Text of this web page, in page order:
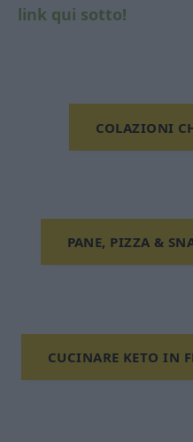
link qui sotto!
COLAZIONI
PANE, PIZZA &
CUCINARE KETO IN